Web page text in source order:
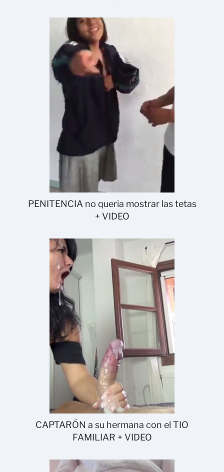
PENITENCIA no queria mostrar las tetas
+ VIDEO
CAPTARÓN a su hermana con el TIO
FAMILIAR + VIDEO